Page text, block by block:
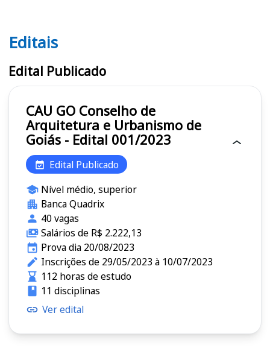
Editais CAU GO
Editais
Edital Publicado
CAU GO Conselho de
Arquitetura e Urbanismo de
Goiás - Edital 001/2023
Edital Publicado
Nível médio, superior
Banca Quadrix
40 vagas
Salários de R$ 2.222,13
Prova dia 20/08/2023
Inscrições de 29/05/2023 à 10/07/2023
112 horas de estudo
11 disciplinas
Ver edital